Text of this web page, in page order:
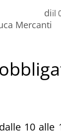
di
Mercanti
il
10 alle